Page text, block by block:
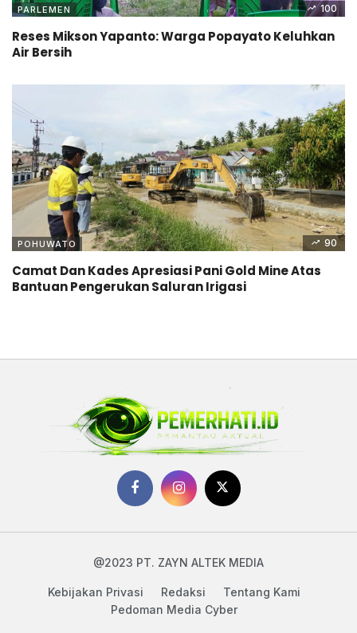
PARLEMEN 100
Reses Mikson Yapanto: Warga Popayato Keluhkan
Air Bersih
POHUWATO 90
Camat Dan Kades Apresiasi Pani Gold Mine Atas
Bantuan Pengerukan Saluran Irigasi
@2023 PT. ZAYN ALTEK MEDIA
Kebijakan Privasi Redaksi
Tentang Kami
Pedoman Media Cyber